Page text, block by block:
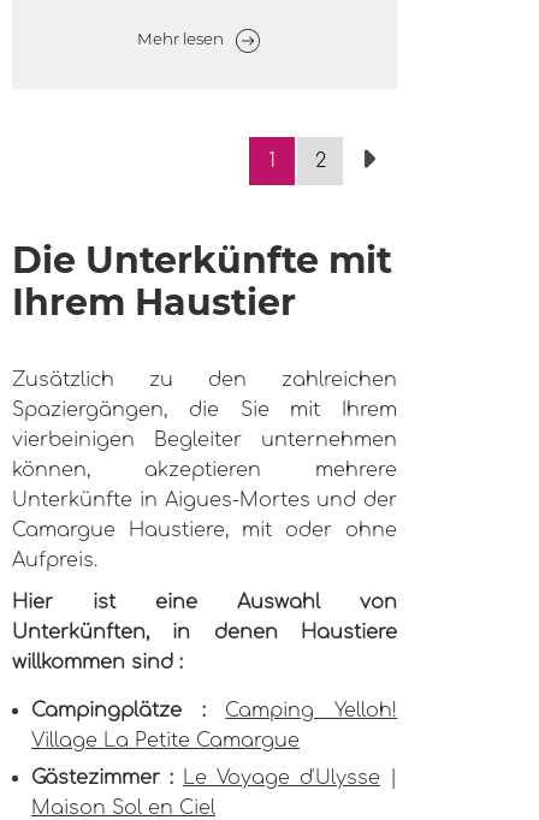
Mehr lesen
1 2
Die Unterkünfte mit
Ihrem Haustier
Zusätzlich zu den zahlreichen
Spaziergängen, die Sie mit Ihrem
vierbeinigen Begleiter unternehmen
können, akzeptieren mehrere
Unterkünfte in Aigues-Mortes und der
Camargue Haustiere, mit oder ohne
Aufpreis.
Hier ist eine Auswahl von
Unterkünften, in denen Haustiere
willkommen sind :
Campingplätze : Camping Yelloh!
Village La Petite Camargue
Gästezimmer :
Le Voyage d'Ulysse
Maison Sol en Ciel